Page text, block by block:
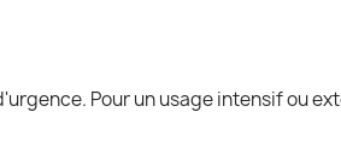
Pour un usage intensif ou